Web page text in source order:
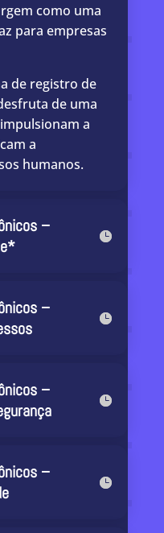
como uma
para empresas
de registro de
de uma
a
a
humanos.
–
–
–
–